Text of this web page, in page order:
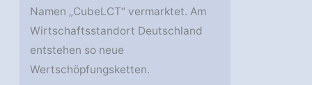
Namen „CubeLCT“ vermarktet. Am
Wirtschaftsstandort Deutschland
entstehen so neue
Wertschöpfungsketten.